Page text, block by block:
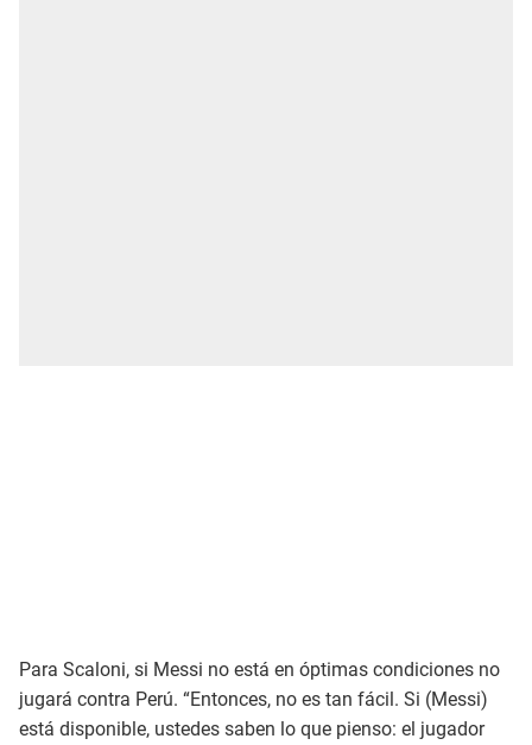
Para Scaloni, si Messi no está en óptimas condiciones no
jugará contra Perú. “Entonces, no es tan fácil. Si (Messi)
está disponible, ustedes saben lo que pienso: el jugador